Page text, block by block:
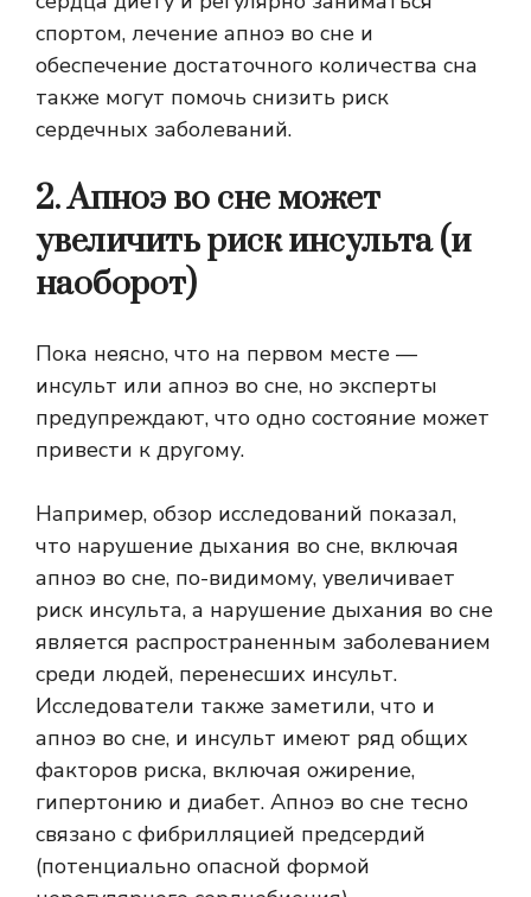
спортом, лечение апноэ во сне и
обеспечение достаточного количества сна
также могут помочь снизить риск
сердечных заболеваний.
2. Апноэ во сне может
увеличить риск инсульта (и
наоборот)
Пока неясно, что на первом месте —
инсульт или апноэ во сне, но эксперты
предупреждают, что одно состояние может
привести к другому.
Например, обзор исследований показал,
что нарушение дыхания во сне, включая
апноэ во сне, по-видимому, увеличивает
риск инсульта, а нарушение дыхания во сне
является распространенным заболеванием
среди людей, перенесших инсульт.
Исследователи также заметили, что и
апноэ во сне, и инсульт имеют ряд общих
факторов риска, включая ожирение,
гипертонию и диабет. Апноэ во сне тесно
связано с фибрилляцией предсердий
(потенциально опасной формой